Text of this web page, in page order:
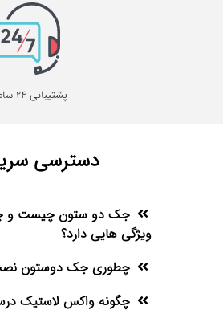
پشتیبانی 24 ساعته
دسترسی
جک دو ستون چیست و
ویژگی هایی دارد؟
چطوری جک دوستون
چگونه واکس لاستیک